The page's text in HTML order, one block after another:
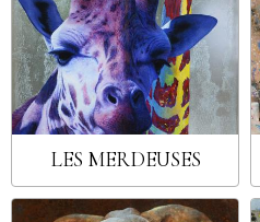
LES MERDEUSES